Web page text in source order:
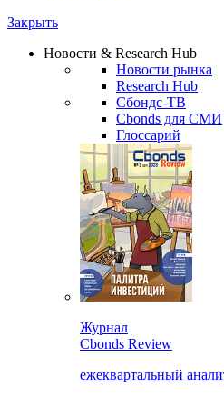
Закрыть
Новости & Research Hub
Новости рынка
Research Hub
Сбондс-ТВ
Cbonds для СМИ
Глоссарий
Журнал
Cbonds Review
ежеквартальный